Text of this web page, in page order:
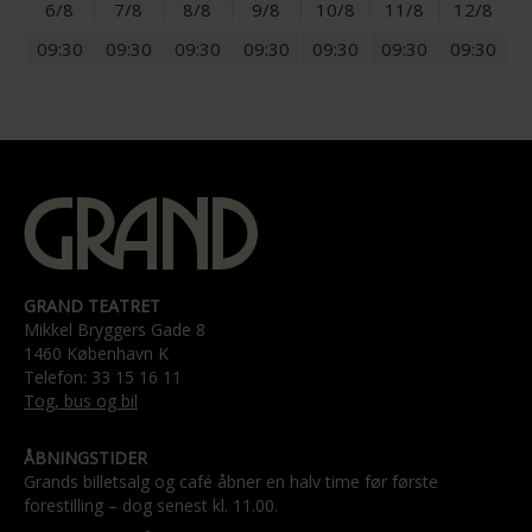
6/8 7/8 8/8 9/8 10/8 11/8
12/8
09:30
09:30 09:30 09:30 09:30 09:30 09:30
GRAND TEATRET
Mikkel Bryggers Gade 8
1460 København K
Telefon: 33 15 16 11
Tog, bus og bil
ÅBNINGSTIDER
Grands billetsalg og café åbner en halv time før første
forestilling – dog senest kl. 11.00.